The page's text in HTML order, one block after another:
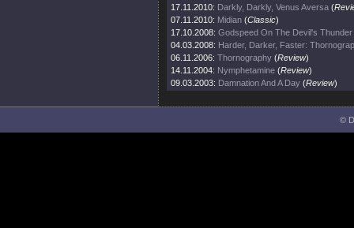
17.11.2010: Darkly, Darkly, Venus Aversa (
07.11.2010: Midian (Classic)
17.10.2008: Godspeed On The Devil's Thunder
04.03.2008: Harder, Darker, Faster:
06.11.2006: Thornography (Review)
14.11.2004: Nymphetamine (Review)
09.03.2003: Damnation And A Day (Review)
©